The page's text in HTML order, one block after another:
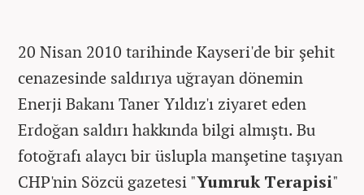
20 Nisan 2010 tarihinde Kayseri'de bir şehit
cenazesinde saldırıya uğrayan dönemin
Enerji Bakanı Taner Yıldız'ı ziyaret eden
Erdoğan saldırı hakkında bilgi almıştı. Bu
fotoğrafı alaycı bir üslupla manşetine taşıyan
CHP'nin Sözcü gazetesi "Yumruk Terapisi"